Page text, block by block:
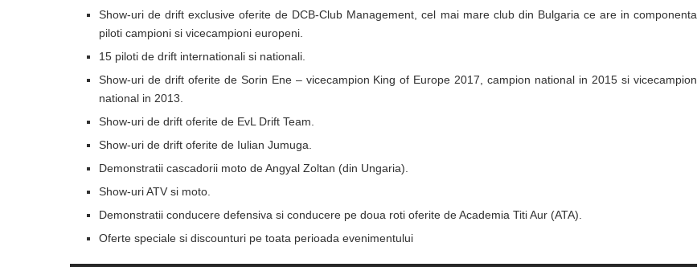
Show-uri de drift exclusive oferite de DCB-Club Management, cel mai mare club din Bulgaria ce are in componenta
piloti campioni si vicecampioni europeni.
15 piloti de drift internationali si nationali.
Show-uri de drift oferite de Sorin Ene – vicecampion King of Europe 2017, campion national in 2015 si vicecampion
national in 2013.
Show-uri de drift oferite de EvL Drift Team.
Show-uri de drift oferite de Iulian Jumuga.
Demonstratii cascadorii moto de Angyal Zoltan (din Ungaria).
Show-uri ATV si moto.
Demonstratii conducere defensiva si conducere pe doua roti oferite de Academia Titi Aur (ATA).
Oferte speciale si discounturi pe toata perioada evenimentului